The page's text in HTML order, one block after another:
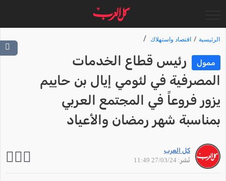
الرئيسية اقتصاد واستهلاك
ممول
رئيس قطاع الخدمات
المصرفية في لئومي إيال بن حاييم
يزور فروعاً في المجتمع العربي
بمناسبة شهر رمضان والأعياد
كل العرب
نُشر: 27/03/24 11:49